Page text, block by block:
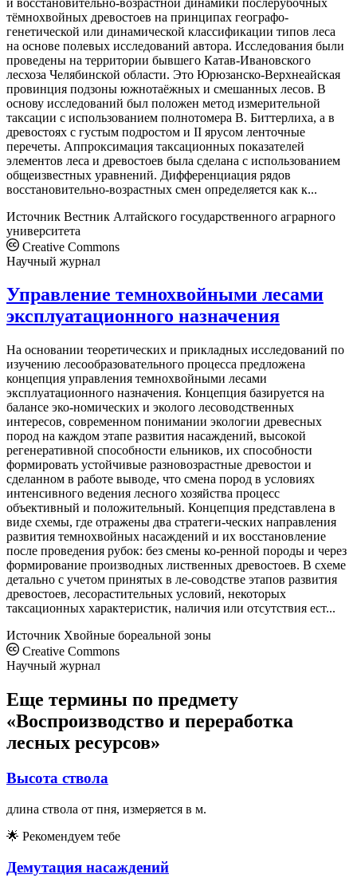
тёмнохвойных древостоев на принципах географо-
генетической или динамической классификации типов леса
на основе полевых исследований автора. Исследования были
проведены на территории бывшего Катав-Ивановского
лесхоза Челябинской области. Это Юрюзанско-Верхнеайская
провинция подзоны южнотаёжных и смешанных лесов. В
основу исследований был положен метод измерительной
таксации с использованием полнотомера В. Биттерлиха, а в
древостоях с густым подростом и II ярусом ленточные
перечеты. Аппроксимация таксационных показателей
элементов леса и древостоев была сделана с использованием
общеизвестных уравнений. Дифференциация рядов
восстановительно-возрастных смен определяется как к...
Источник Вестник Алтайского государственного аграрного
университета
Creative Commons
Научный журнал
Управление темнохвойными лесами
эксплуатационного назначения
На основании теоретических и прикладных исследований по
изучению лесообразовательного процесса предложена
концепция управления темнохвойными лесами
эксплуатационного назначения. Концепция базируется на
балансе эко-номических и эколого лесоводственных
интересов, современном понимании экологии древесных
пород на каждом этапе развития насаждений, высокой
регенеративной способности ельников, их способности
формировать устойчивые разновозрастные древостои и
сделанном в работе выводе, что смена пород в условиях
интенсивного ведения лесного хозяйства процесс
объективный и положительный. Концепция представлена в
виде схемы, где отражены два стратеги-ческих направления
развития темнохвойных насаждений и их восстановление
после проведения рубок: без смены ко-ренной породы и через
формирование производных лиственных древостоев. В схеме
детально с учетом принятых в ле-соводстве этапов развития
древостоев, лесорастительных условий, некоторых
таксационных характеристик, наличия или отсутствия ест...
Источник Хвойные бореальной зоны
Creative Commons
Научный журнал
Еще термины по предмету
«Воспроизводство и переработка
лесных ресурсов»
Высота ствола
длина ствола от пня, измеряется в м.
🌟 Рекомендуем тебе
Демутация насаждений